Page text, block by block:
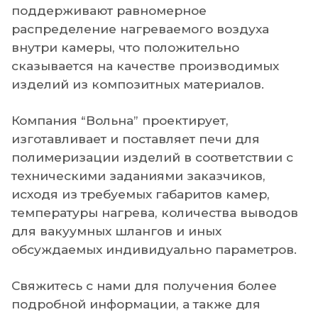
поддерживают равномерное
распределение нагреваемого воздуха
внутри камеры, что положительно
сказывается на качестве производимых
изделий из композитных материалов.
Компания “Вольна” проектирует,
изготавливает и поставляет печи для
полимеризации изделий в соответствии с
техническими заданиями заказчиков,
исходя из требуемых габаритов камер,
температуры нагрева, количества выводов
для вакуумных шлангов и иных
обсуждаемых индивидуально параметров.
Свяжитесь с нами для получения более
подробной информации, а также для